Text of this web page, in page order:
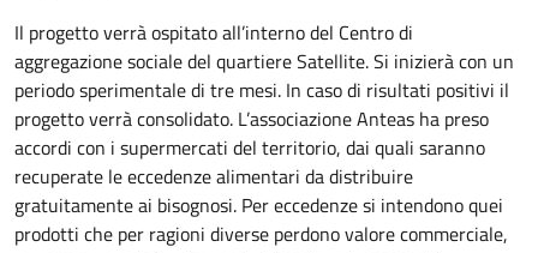
Il progetto verrà ospitato all’interno del Centro di
aggregazione sociale del quartiere Satellite. Si inizierà con un
periodo sperimentale di tre mesi. In caso di risultati positivi il
progetto verrà consolidato. L’associazione Anteas ha preso
accordi con i supermercati del territorio, dai quali saranno
recuperate le eccedenze alimentari da distribuire
gratuitamente ai bisognosi. Per eccedenze si intendono quei
prodotti che per ragioni diverse perdono valore commerciale,